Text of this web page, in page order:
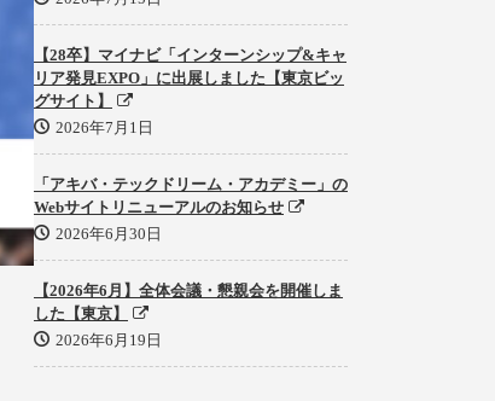
【28卒】マイナビ「インターンシップ&キャ
リア発見EXPO」に出展しました【東京ビッ
グサイト】
2026年7月1日
「アキバ・テックドリーム・アカデミー」の
Webサイトリニューアルのお知らせ
2026年6月30日
【2026年6月】全体会議・懇親会を開催しま
した【東京】
2026年6月19日